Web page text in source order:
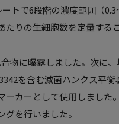
トで6段階の濃度範囲（
りの生細胞数を定量する
合物に曝露しました。次
を含む滅菌ハンクス平
ーカーとして使用しまし
を行いました。